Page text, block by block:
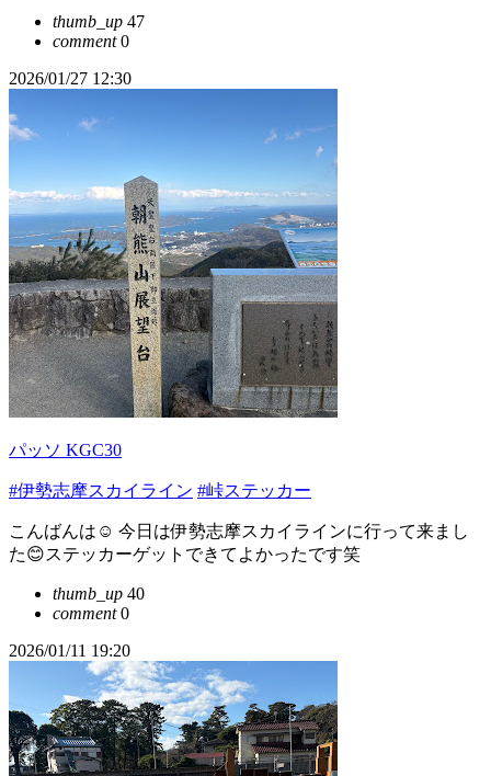
thumb_up 47
comment0
2026/01/27 12:30
パッソ KGC30
#伊勢志摩スカイライン #峠ステッカー
こんばんは☺️ 今日は伊勢志摩スカイラインに行って来まし
た😊ステッカーゲットできてよかったです笑
thumb_up 40
comment0
2026/01/11 19:20